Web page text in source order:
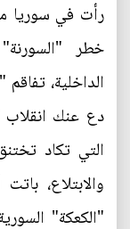
رأت في سوريا
خطر "السورنة"
الداخلية،
دع عنك
التي تكاد
والابتلاع،
"الكعكة"